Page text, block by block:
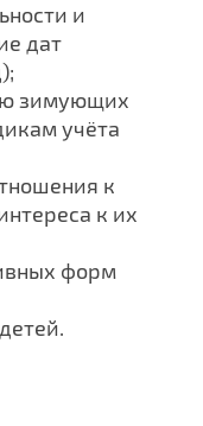
и
дат
зимующих
учёта
к
к их
форм